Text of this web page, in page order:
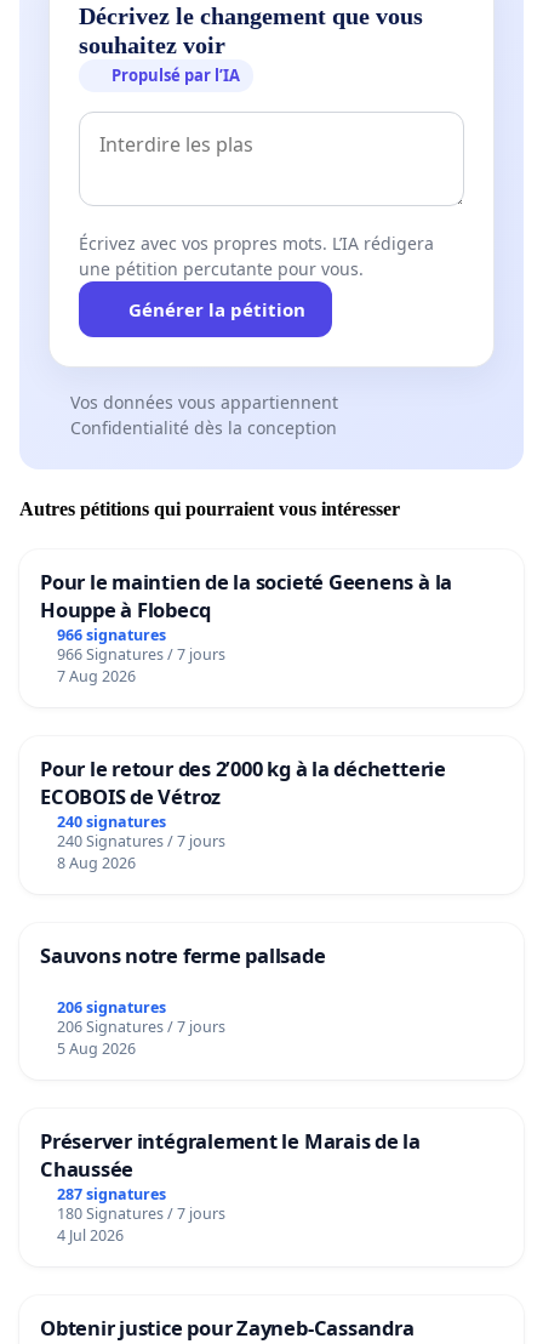
Décrivez le changement que vous
souhaitez voir
Propulsé par l’IA
Écrivez avec vos propres mots. L’IA rédigera
une pétition percutante pour vous.
Générer la pétition
Vos données vous appartiennent
Confidentialité dès la conception
Autres pétitions qui pourraient vous intéresser
Pour le maintien de la societé Geenens à la
Houppe à Flobecq
966 signatures
966 Signatures / 7 jours
7 Aug 2026
Pour le retour des 2’000 kg à la déchetterie
ECOBOIS de Vétroz
240 signatures
240 Signatures / 7 jours
8 Aug 2026
Sauvons notre ferme pallsade
206 signatures
206 Signatures / 7 jours
5 Aug 2026
Préserver intégralement le Marais de la
Chaussée
287 signatures
180 Signatures / 7 jours
4 Jul 2026
Obtenir justice pour Zayneb-Cassandra